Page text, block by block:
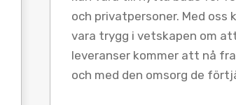
och privatpersoner. Med oss
vara trygg i vetskapen om
leveranser kommer att nå
och med den omsorg de